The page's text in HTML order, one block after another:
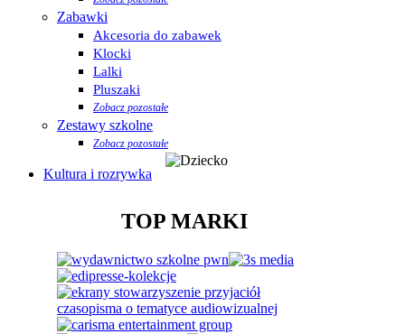
Zabawki
Akcesoria do zabawek
Klocki
Lalki
Pluszaki
Zobacz pozostałe
Zestawy szkolne
Zobacz pozostałe
Kultura i rozrywka
TOP MARKI